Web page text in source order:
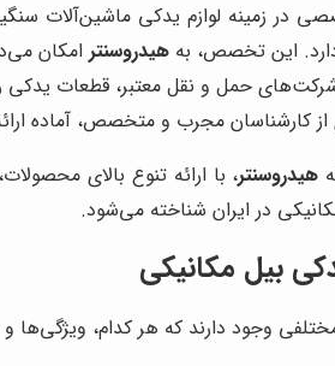
در زمینه لوازم یدکی ماشین‌آلات
این تخصص، به هیدروسنترامکان
حمل و نقل معتبر، قطعات یدکی
از کارشناسان مجرب و متخصص، آماده
هیدروسنتر، با ارائه تنوع بالای
در ایران شناخته می‌شود.
بیل مکانیکی
مختلفی وجود دارند که هر کدام،